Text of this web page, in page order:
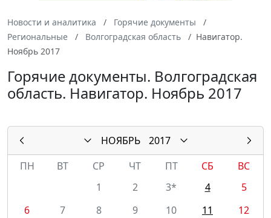
Новости и аналитика
Горячие документы
Региональные
Волгоградская область
Навигатор.
Ноябрь 2017
Горячие документы. Волгоградская
область. Навигатор. Ноябрь 2017
НОЯБРЬ
2017
ПН
ВТ СР ЧТ ПТ СБ
ВС
1
2 3* 4
5
6
7 8 9 10 11
12